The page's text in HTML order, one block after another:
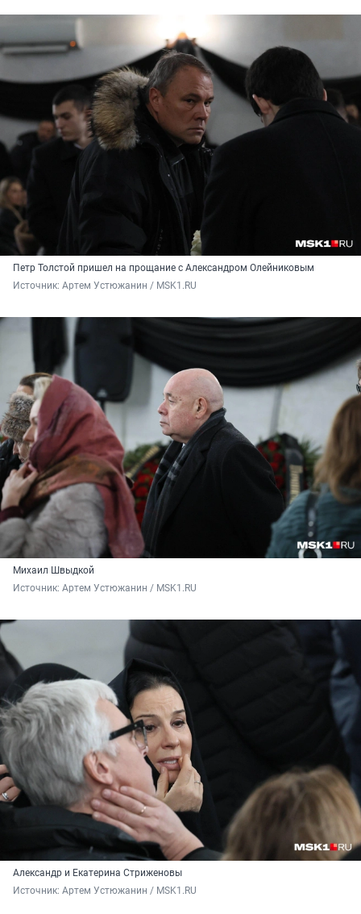
Петр Толстой пришел на прощание с Александром Олейниковым
Источник: Артем Устюжанин / MSK1.RU
Михаил Швыдкой
Источник: Артем Устюжанин / MSK1.RU
Александр и Екатерина Стриженовы
Источник: Артем Устюжанин / MSK1.RU